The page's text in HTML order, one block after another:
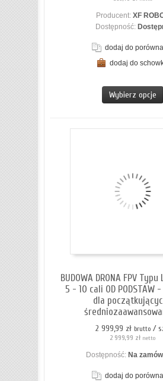
Producent: XF
Dostępność:
dodaj do
dodaj do
Wybierz opcje
BUDOWA DRONA FPV
5 - 10 cali OD PODSTAW
dla
2 999,99 zł brutto /
2 999,99 zł netto
Dostępność: Na
dodaj do